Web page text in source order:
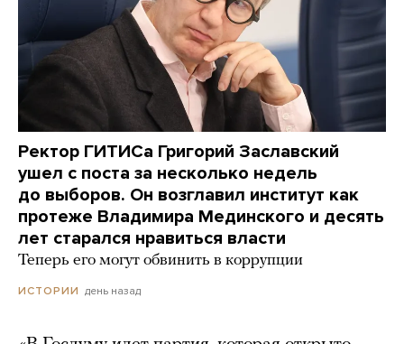
Ректор ГИТИСа Григорий Заславский
ушел с поста за несколько недель
до выборов. Он возглавил институт как
протеже Владимира Мединского и десять
лет старался нравиться власти
Теперь его могут обвинить в коррупции
ИСТОРИИ день назад